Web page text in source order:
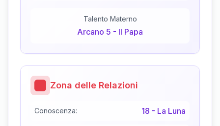
Talento Materno
Arcano 5 - Il Papa
Zona delle Relazioni
Conoscenza: 18 - La Luna